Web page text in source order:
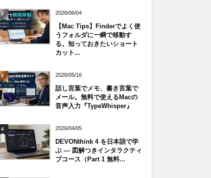
2 2026/06/04
【Mac Tips】Finderでよく使
うフォルダに一瞬で移動す
る。知っておきたいショート
カット...
3 2026/05/16
話し言葉でメモ、書き言葉で
メール。無料で使えるMacの
音声入力『TypeWhisper』
4 2026/04/05
DEVONthink 4 を日本語で学
ぶ — 図解つきインタラクティ
ブコース（Part 1 無料...